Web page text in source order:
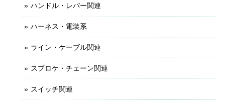
ハンドル・レバー関連
ハーネス・電装系
ライン・ケーブル関連
スプロケ・チェーン関連
スイッチ関連